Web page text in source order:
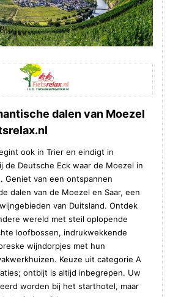
dalen van Moezel
ook in Trier en eindigt in
de Deutsche Eck waar de Moezel in
Geniet van een ontspannen
dalen van de Moezel en Saar, een
van Duitsland. Ontdek
wereld met steil oplopende
loofbossen, indrukwekkende
wijndorpjes met hun
Keuze uit categorie A
ontbijt is altijd inbegrepen. Uw
worden bij het starthotel, maar